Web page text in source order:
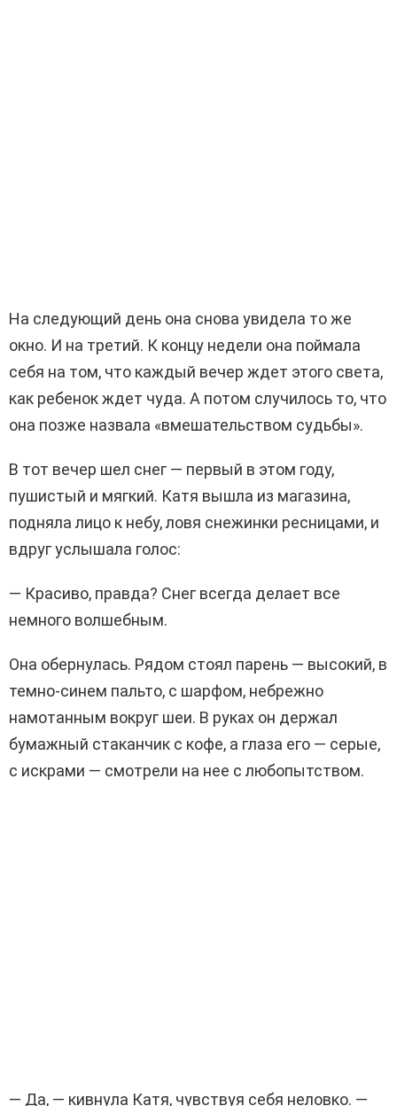
На следующий день она снова увидела то же
окно. И на третий. К концу недели она поймала
себя на том, что каждый вечер ждет этого света,
как ребенок ждет чуда. А потом случилось то, что
она позже назвала «вмешательством судьбы».
В тот вечер шел снег — первый в этом году,
пушистый и мягкий. Катя вышла из магазина,
подняла лицо к небу, ловя снежинки ресницами, и
вдруг услышала голос:
— Красиво, правда? Снег всегда делает все
немного волшебным.
Она обернулась. Рядом стоял парень — высокий, в
темно-синем пальто, с шарфом, небрежно
намотанным вокруг шеи. В руках он держал
бумажный стаканчик с кофе, а глаза его — серые,
с искрами — смотрели на нее с любопытством.
— Да, — кивнула Катя, чувствуя себя неловко. —